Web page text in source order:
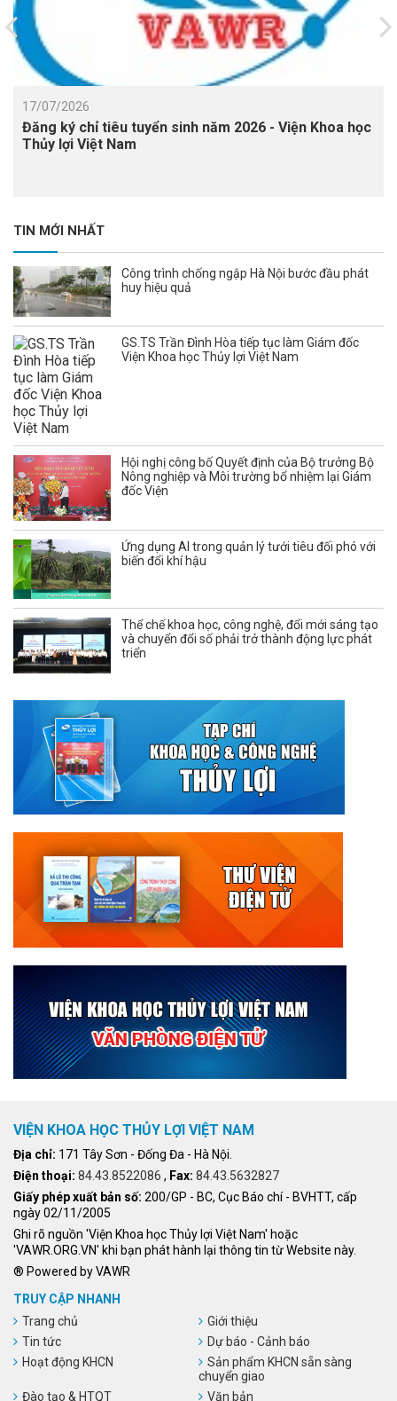
17/07/2026
Đăng ký chỉ tiêu tuyển sinh năm 2026 - Viện Khoa học
Thủy lợi Việt Nam
TIN MỚI NHẤT
Công trình chống ngập Hà Nội bước đầu phát
huy hiệu quả
GS.TS Trần Đình Hòa tiếp tục làm Giám đốc
Viện Khoa học Thủy lợi Việt Nam
Hội nghị công bố Quyết định của Bộ trưởng Bộ
Nông nghiệp và Môi trường bổ nhiệm lại Giám
đốc Viện
Ứng dụng AI trong quản lý tưới tiêu đối phó với
biến đổi khí hậu
Thể chế khoa học, công nghệ, đổi mới sáng tạo
và chuyển đổi số phải trở thành động lực phát
triển
VIỆN KHOA HỌC THỦY LỢI VIỆT NAM
Địa chỉ: 171 Tây Sơn - Đống Đa - Hà Nội.
Điện thoại: 84.43.8522086 , Fax: 84.43.5632827
Giấy phép xuất bản số: 200/GP - BC, Cục Báo chí - BVHTT, cấp
ngày 02/11/2005
Ghi rõ nguồn 'Viện Khoa học Thủy lợi Việt Nam' hoặc
'VAWR.ORG.VN' khi bạn phát hành lại thông tin từ Website này.
® Powered by VAWR
TRUY CẬP NHANH
Trang chủ
Giới thiệu
Tin tức
Dự báo - Cảnh báo
Hoạt động KHCN
Sản phẩm KHCN sẵn sàng
chuyển giao
Đào tạo & HTQT
Văn bản